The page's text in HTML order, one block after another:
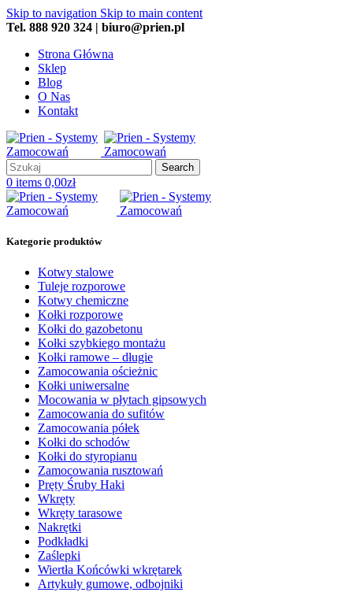
Skip to navigation Skip to main content
Tel. 888 920 324 | biuro@prien.pl
Strona Główna
Sklep
Blog
O Nas
Kontakt
Search
0 items 0,00zł
Kategorie produktów
Kotwy stalowe
Tuleje rozporowe
Kotwy chemiczne
Kołki rozporowe
Kołki do gazobetonu
Kołki szybkiego montażu
Kołki ramowe – długie
Zamocowania ościeżnic
Kołki uniwersalne
Mocowania w płytach gipsowych
Zamocowania do sufitów
Zamocowania półek
Kołki do schodów
Kołki do styropianu
Zamocowania rusztowań
Pręty Śruby Haki
Wkręty
Wkręty tarasowe
Nakrętki
Podkładki
Zaślepki
Wiertła Końcówki wkrętarek
Artykuły gumowe, odbojniki